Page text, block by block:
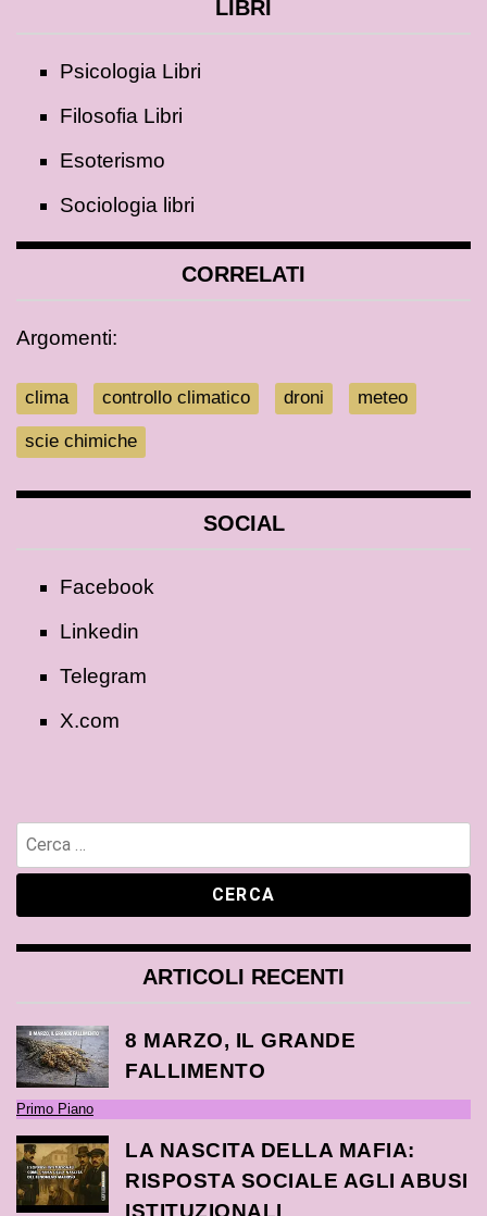
LIBRI
Psicologia Libri
Filosofia Libri
Esoterismo
Sociologia libri
CORRELATI
Argomenti:
clima controllo climatico droni meteo
scie chimiche
SOCIAL
Facebook
Linkedin
Telegram
X.com
ARTICOLI RECENTI
8 MARZO, IL GRANDE
FALLIMENTO
Primo Piano
LA NASCITA DELLA MAFIA:
RISPOSTA SOCIALE AGLI ABUSI
ISTITUZIONALI